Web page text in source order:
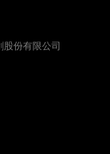
份有限公司